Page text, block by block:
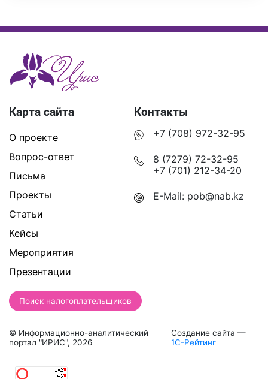
Карта сайта
О проекте
Вопрос-ответ
Письма
Проекты
Статьи
Кейсы
Мероприятия
Презентации
Контакты
+7 (708) 972-32-95
8 (7279) 72-32-95
+7 (701) 212-34-20
E-Mail: pob@nab.kz
Поиск налогоплательщиков
© Информационно-аналитический
портал "ИРИС", 2026
Создание сайта —
1С-Рейтинг